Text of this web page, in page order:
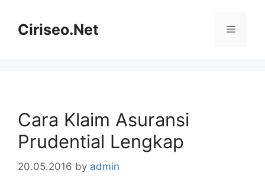
contentCiriseo.Net Menu
Cara Klaim Asuransi
Prudential Lengkap
20.05.2016 by admin